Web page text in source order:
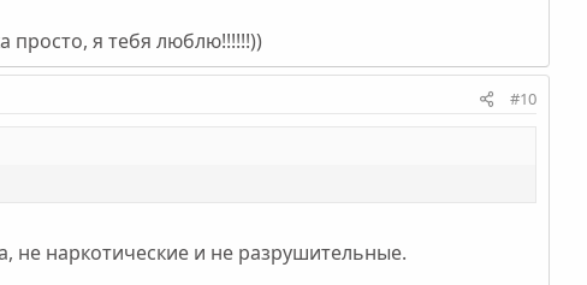
сходишься с человеком, которого вроде любишь...
просто, я тебя люблю!!!!!!))
#10
не наркотические и не разрушительные.